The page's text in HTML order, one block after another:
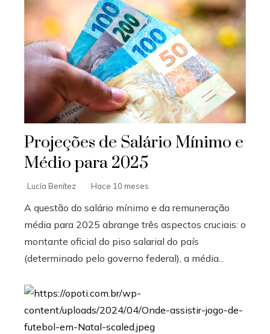
Projeções de Salário Mínimo e
Médio para 2025
Lucía Benítez Hace 10 meses
A questão do salário mínimo e da remuneração
média para 2025 abrange três aspectos cruciais: o
montante oficial do piso salarial do país
(determinado pelo governo federal), a média...